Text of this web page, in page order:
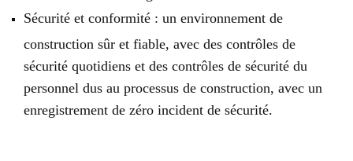
Sécurité et conformité : un environnement de
construction sûr et fiable, avec des contrôles de
sécurité quotidiens et des contrôles de sécurité du
personnel dus au processus de construction, avec un
enregistrement de zéro incident de sécurité.